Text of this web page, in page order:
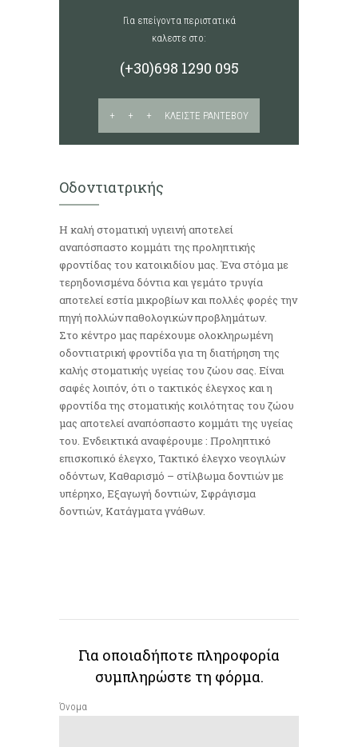
Για επείγοντα περιστατικά
καλεστε στο:
(+30)698 1290 095
+ + + ΚΛΕΙΣΤΕ ΡΑΝΤΕΒΟΥ
Οδοντιατρικής
Η καλή στοματική υγιεινή αποτελεί
αναπόσπαστο κομμάτι της προληπτικής
φροντίδας του κατοικιδίου μας. Ένα στόμα με
τερηδονισμένα δόντια και γεμάτο τρυγία
αποτελεί εστία μικροβίων και πολλές φορές την
πηγή πολλών παθολογικών προβλημάτων.
Στο κέντρο μας παρέχουμε ολοκληρωμένη
οδοντιατρική φροντίδα για τη διατήρηση της
καλής στοματικής υγείας του ζώου σας. Είναι
σαφές λοιπόν, ότι ο τακτικός έλεγχος και η
φροντίδα της στοματικής κοιλότητας του ζώου
μας αποτελεί αναπόσπαστο κομμάτι της υγείας
του. Ενδεικτικά αναφέρουμε : Προληπτικό
επισκοπικό έλεγχο, Τακτικό έλεγχο νεογιλών
οδόντων, Καθαρισμό – στίλβωμα δοντιών με
υπέρηχο, Εξαγωγή δοντιών, Σφράγισμα
δοντιών, Κατάγματα γνάθων.
Για οποιαδήποτε πληροφορία
συμπληρώστε τη φόρμα.
Όνομα